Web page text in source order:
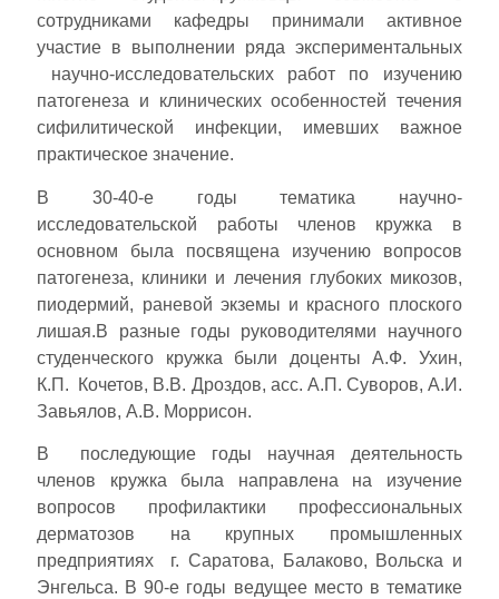
сотрудниками кафедры принимали активное
участие в выполнении ряда экспериментальных
научно-исследовательских работ по изучению
патогенеза и клинических особенностей течения
сифилитической инфекции, имевших важное
практическое значение.
В 30-40-е годы тематика научно-
исследовательской работы членов кружка в
основном была посвящена изучению вопросов
патогенеза, клиники и лечения глубоких микозов,
пиодермий, раневой экземы и красного плоского
лишая.В разные годы руководителями научного
студенческого кружка были доценты А.Ф. Ухин,
К.П. Кочетов, В.В. Дроздов, асс. А.П. Суворов, А.И.
Завьялов, А.В. Моррисон.
В последующие годы научная деятельность
членов кружка была направлена на изучение
вопросов профилактики профессиональных
дерматозов на крупных промышленных
предприятиях г. Саратова, Балаково, Вольска и
Энгельса. В 90-е годы ведущее место в тематике